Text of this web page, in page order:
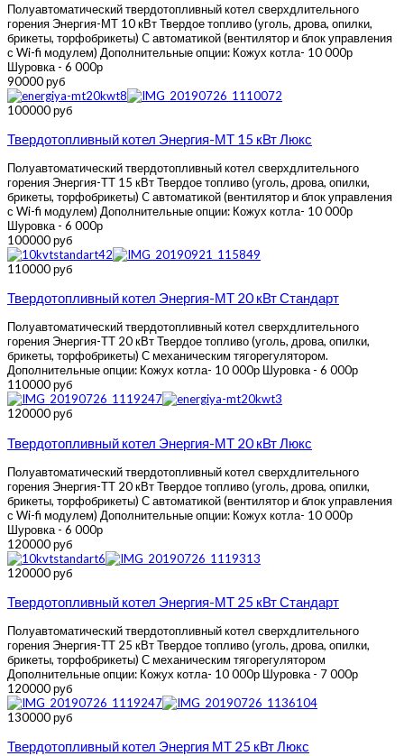
Полуавтоматический твердотопливный котел сверхдлительного
горения Энергия-МТ 10 кВт Твердое топливо (уголь, дрова, опилки,
брикеты, торфобрикеты) C автоматикой (вентилятор и блок управления
с Wi-fi модулем) Дополнительные опции: Кожух котла- 10 000р
Шуровка - 6 000р
90000 руб
100000 руб
Твердотопливный котел Энергия-МТ 15 кВт Люкс
Полуавтоматический твердотопливный котел сверхдлительного
горения Энергия-ТТ 15 кВт Твердое топливо (уголь, дрова, опилки,
брикеты, торфобрикеты) C автоматикой (вентилятор и блок управления
с Wi-fi модулем) Дополнительные опции: Кожух котла- 10 000р
Шуровка - 6 000р
100000 руб
110000 руб
Твердотопливный котел Энергия-МТ 20 кВт Стандарт
Полуавтоматический твердотопливный котел сверхдлительного
горения Энергия-ТТ 20 кВт Твердое топливо (уголь, дрова, опилки,
брикеты, торфобрикеты) С механическим тягорегулятором.
Дополнительные опции: Кожух котла- 10 000р Шуровка - 6 000р
110000 руб
120000 руб
Твердотопливный котел Энергия-МТ 20 кВт Люкс
Полуавтоматический твердотопливный котел сверхдлительного
горения Энергия-ТТ 20 кВт Твердое топливо (уголь, дрова, опилки,
брикеты, торфобрикеты) С автоматикой (вентилятор и блок управления
с Wi-fi модулем) Дополнительные опции: Кожух котла- 10 000р
Шуровка - 6 000р
120000 руб
120000 руб
Твердотопливный котел Энергия-МТ 25 кВт Стандарт
Полуавтоматический твердотопливный котел сверхдлительного
горения Энергия-ТТ 25 кВт Твердое топливо (уголь, дрова, опилки,
брикеты, торфобрикеты) С механическим тягорегулятором
Дополнительные опции: Кожух котла- 10 000р Шуровка - 7 000р
120000 руб
130000 руб
Твердотопливный котел Энергия МТ 25 кВт Люкс